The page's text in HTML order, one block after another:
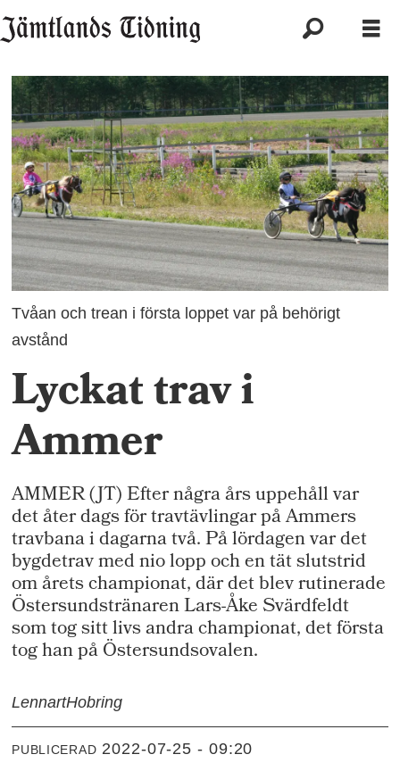
Tvåan och trean i första loppet var på behörigt
avstånd
Lyckat trav i
Ammer
AMMER (JT) Efter några års uppehåll var
det åter dags för travtävlingar på Ammers
travbana i dagarna två. På lördagen var det
bygdetrav med nio lopp och en tät slutstrid
om årets championat, där det blev rutinerade
Östersundstränaren Lars-Åke Svärdfeldt
som tog sitt livs andra championat, det första
tog han på Östersundsovalen.
LennartHobring
PUBLICERAD 2022-07-25 - 09:20